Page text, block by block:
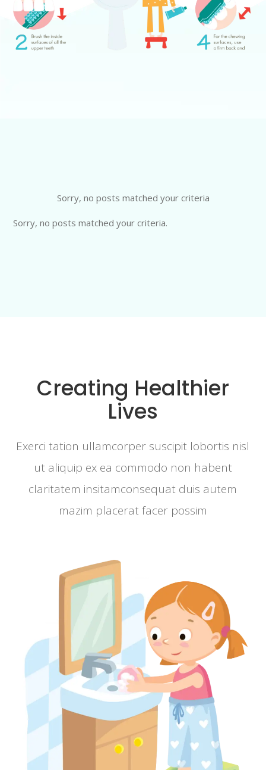
Sorry, no posts matched your criteria
Sorry, no posts matched your criteria.
Creating Healthier
Lives
Exerci tation ullamcorper suscipit lobortis nisl
ut aliquip ex ea commodo non habent
claritatem insitamconsequat duis autem
mazim placerat facer possim